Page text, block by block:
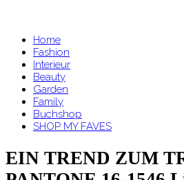
Home
Fashion
Interieur
Beauty
Garden
Family
Buchshop
SHOP MY FAVES
EIN TREND ZUM